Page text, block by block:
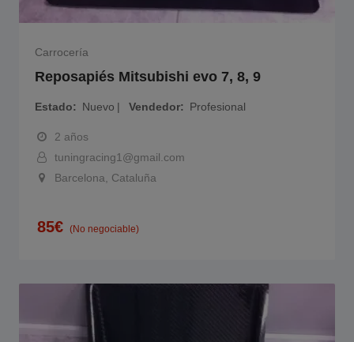
Carrocería
Reposapiés Mitsubishi evo 7, 8, 9
Estado Nuevo Vendedor Profesional
2 años
tuningracing1@gmail.com
Barcelona, Cataluña
85€ (No negociable)